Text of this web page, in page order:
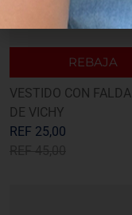
REBAJA
VESTIDO CON FALDA
DE VICHY
REF 25,00